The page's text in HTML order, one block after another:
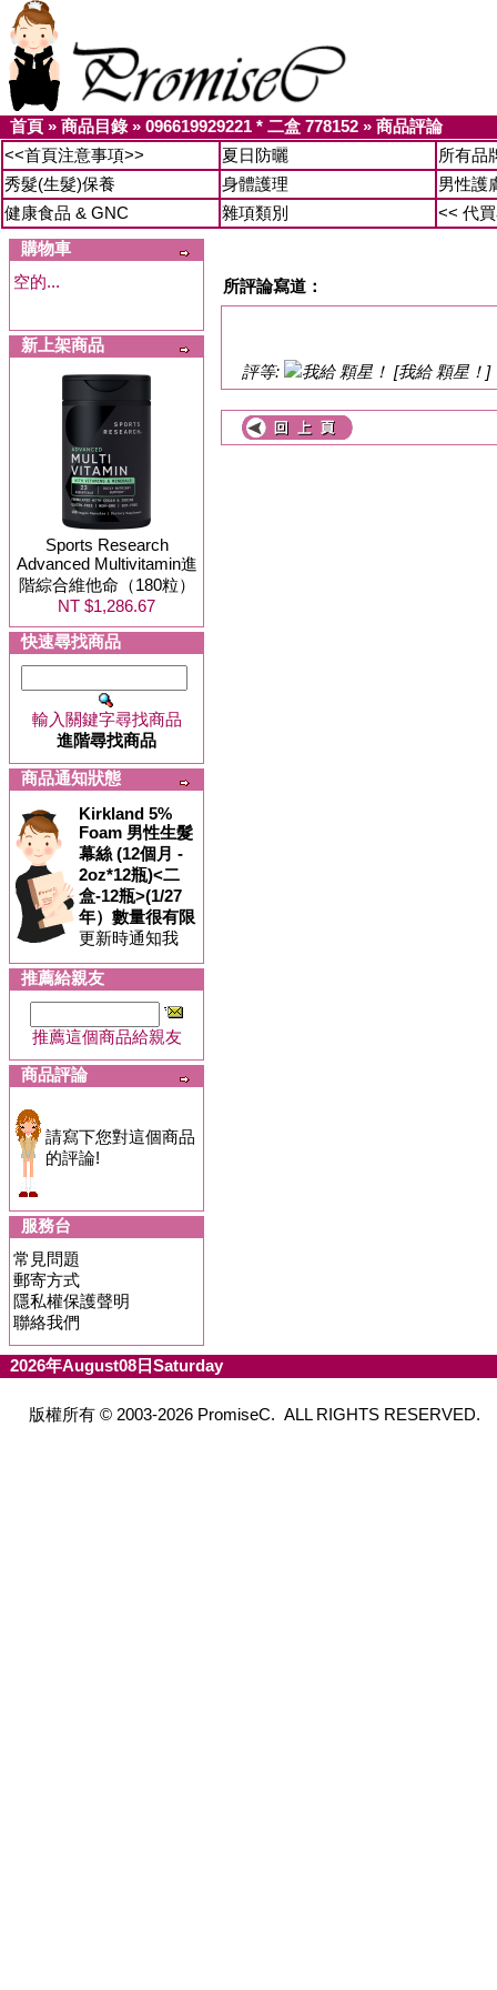
首頁 » 商品目錄» 096619929221 * 二盒 778152 » 商品評論
<<首頁注意事項>>
夏日防曬
所有品
秀髮(生髮)保養
身體護理
男性護
健康食品 & GNC
雜項類別
<< 代
購物車
空的...
新上架商品
Sports Research
Advanced Multivitamin進
階綜合維他命（180粒）
NT $1,286.67
快速尋找商品
輸入關鍵字尋找商品
進階尋找商品
商品通知狀態
Kirkland 5%
Foam 男性生髮
幕絲 (12個月 -
2oz*12瓶)<二
盒-12瓶>(1/27
年）數量很有限
更新時通知我
推薦給親友
推薦這個商品給親友
商品評論
請寫下您對這個商品
的評論!
服務台
常見問題
郵寄方式
隱私權保護聲明
聯絡我們
所評論寫道：
評等: [我給 顆星！]
2026年August08日Saturday
版權所有 © 2003-2026 PromiseC. ALL RIGHTS RESERVED.